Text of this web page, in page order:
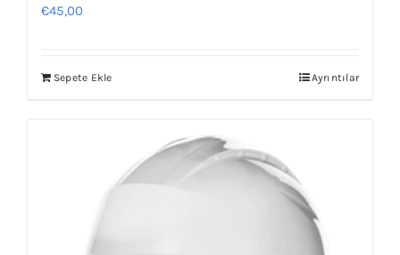
€45,00
Sepete Ekle Ayrıntılar